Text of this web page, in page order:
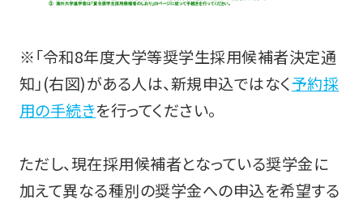
※「令和8年度大学等奨学生採用候補者決定通
知」(右図)がある人は、新規申込ではなく予約採
用の手続きを行ってください。
ただし、現在採用候補者となっている奨学金に
加えて異なる種別の奨学金への申込を希望する